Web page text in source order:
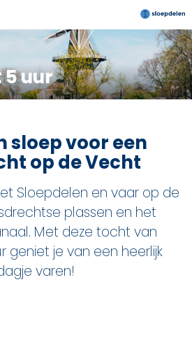
uur
sloep voor een
op de Vecht
Sloepdelen en vaar op de
plassen en het
Met deze tocht van
geniet je van een heerlijk
varen!